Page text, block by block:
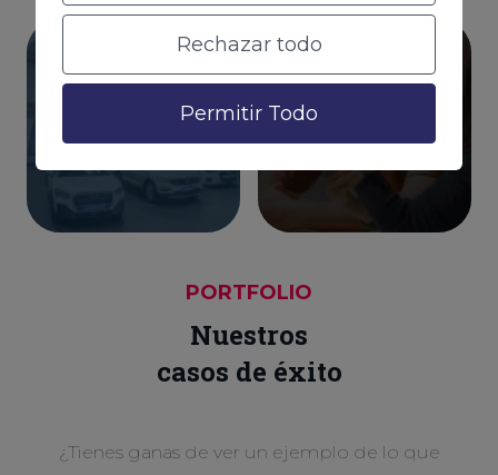
Rechazar todo
Permitir Todo
PORTFOLIO
Nuestros
casos de éxito
¿Tienes ganas de ver un ejemplo de lo que